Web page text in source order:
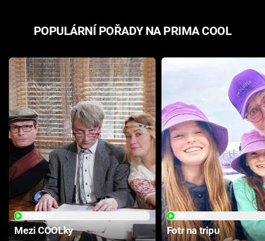
POPULÁRNÍ POŘADY NA PRIMA COOL
Mezi COOLky Fotr na tripu